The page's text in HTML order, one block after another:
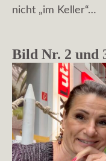
nicht „im Keller“…
Bild Nr. 2 und